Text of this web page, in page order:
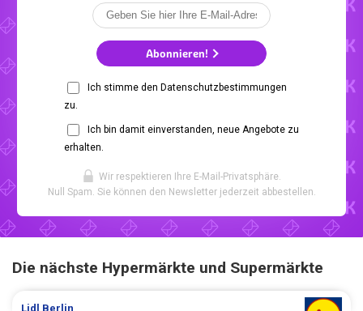
Abonnieren!
Ich stimme den Datenschutzbestimmungen
zu.
Ich bin damit einverstanden, neue Angebote zu
erhalten.
Wir respektieren Ihre E-Mail-Privatsphäre.
Null Spam. Sie können den Newsletter jederzeit abbestellen.
Die nächste Hypermärkte und Supermärkte
Lidl Berlin